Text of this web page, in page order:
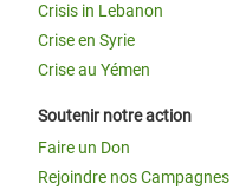
Crisis in Lebanon
Crise en Syrie
Crise au Yémen
Soutenir notre action
Faire un Don
Rejoindre nos Campagnes